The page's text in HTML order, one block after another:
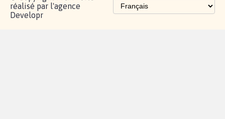
réalisé par l'agence
Developr